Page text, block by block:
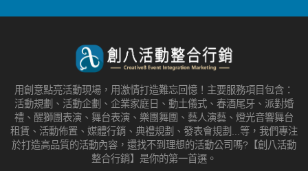
用創意點亮活動現場，用激情打造難忘回憶！主要服務項目包含：
活動規劃、活動企劃、企業家庭日、動土儀式、春酒尾牙、派對婚
禮、醒獅團表演、舞台表演、樂團舞團、藝人演藝、燈光音響舞台
租賃、活動佈置、媒體行銷、典禮規劃、發表會規劃...等，我們專注
於打造高品質的活動內容，還找不到理想的活動公司嗎?【創八活動
整合行銷】是你的第一首選。